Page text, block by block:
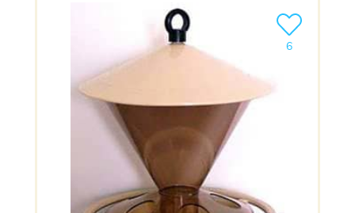
6
Ajouter le